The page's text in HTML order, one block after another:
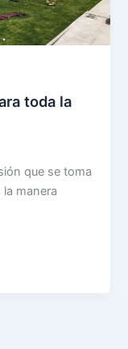
toda la
que se toma
manera